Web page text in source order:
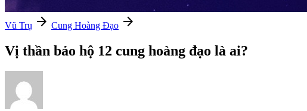
Vũ Trụ arrow_forward Cung Hoàng Đạo arrow_forward
Vị thần bảo hộ 12 cung hoàng đạo là ai?